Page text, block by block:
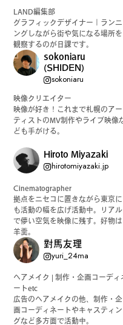
LAND編集部
グラフィックデザイナー｜ランニ
ングしながら街や気になる場所を
観察するのが日課です。
sokoniaru
(SHIDEN)
sokoniaru
映像クリエイター
映像が好き！これまで札幌のアー
ティストのMV制作やライブ映像
ども手がける。
Hiroto Miyazaki
hirotomiyazaki.jp
Cinematographer
拠点をニセコに置きながら東京に
も活動の幅を広げ活動中。リアル
で儚い空気を映像に残す。好物は
羊羹。
對馬友理
yuri_24ma
ヘアメイク | 制作・企画コーディ
ートetc
広告のヘアメイクの他、制作・企
画コーディネートやキャスティン
グなど多方面で活動中。